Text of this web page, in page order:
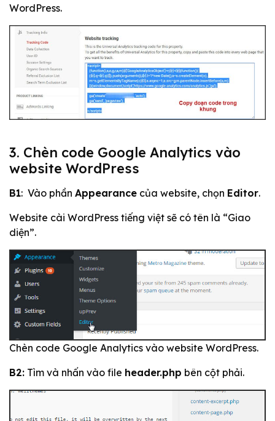
WordPress.
3. Chèn code Google Analytics vào
website WordPress
B1: Vào phần Appearance của website, chọn Editor.
Website cài WordPress tiếng việt sẽ có tên là “Giao
diện”.
Chèn code Google Analytics vào website WordPress.
B2: Tìm và nhấn vào file header.php bên cột phải.